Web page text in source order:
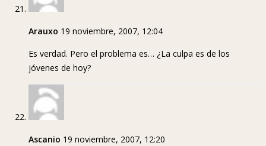
Arauxo 19 noviembre, 2007, 12:04
Es verdad. Pero el problema es… ¿La culpa es de los
jóvenes de hoy?
Ascanio 19 noviembre, 2007, 12:20